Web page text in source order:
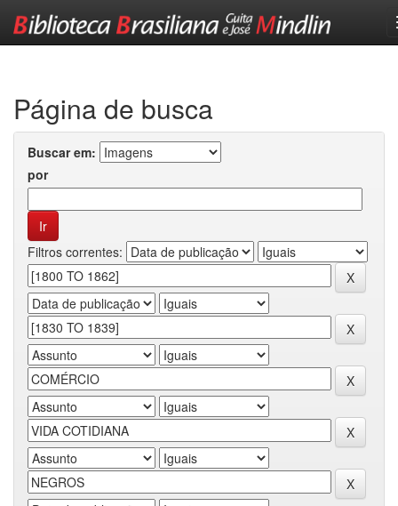
Página de busca
Buscar em:
por
Filtros correntes: